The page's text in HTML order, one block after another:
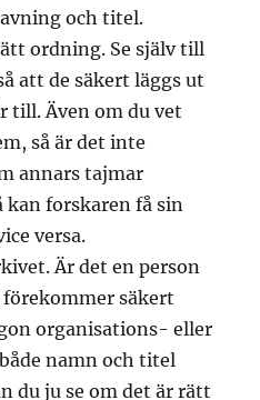
och titel.
ordning. Se själv till
att de säkert läggs ut
till. Även om du vet
så är det inte
annars tajmar
kan forskaren få sin
versa.
Är det en person
säkert
organisations- eller
namn och titel
du ju se om det är rätt